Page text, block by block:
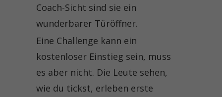
Coach-Sicht sind sie ein
wunderbarer Türöffner.
Eine Challenge kann ein
kostenloser Einstieg sein, muss
es aber nicht. Die Leute sehen,
wie du tickst, erleben erste